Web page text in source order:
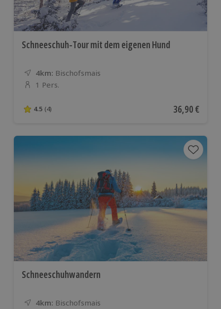
Schneeschuh-Tour mit dem eigenen Hund
4km: Entfernung
Standort
Bischofsmais
Anzahl der Teilnehmer
1 Pers.
4.5 von 5 Sternen basierend auf 4 Bewertungen
4.5 (4) Aktueller
36,90 €
Schneeschuhwandern
4km: Entfernung
Standort
Bischofsmais